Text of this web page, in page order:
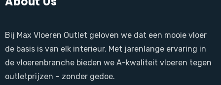
Bij Max Vloeren Outlet geloven we dat een mooie vloer
de basis is van elk interieur. Met jarenlange ervaring in
de vloerenbranche bieden we A-kwaliteit vloeren tegen
outletprijzen – zonder gedoe.